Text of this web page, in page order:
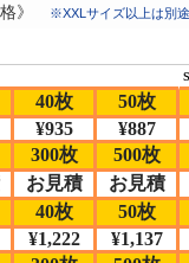
格》 ※XXLサイズ以上は別